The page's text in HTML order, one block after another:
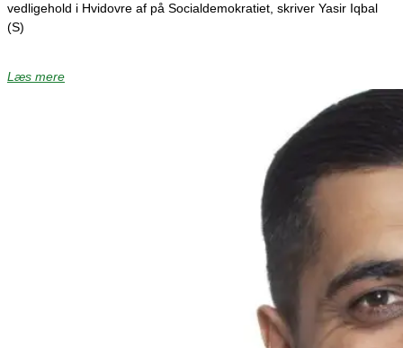
vedligehold i Hvidovre af på Socialdemokratiet, skriver Yasir Iqbal
(S)
Læs mere